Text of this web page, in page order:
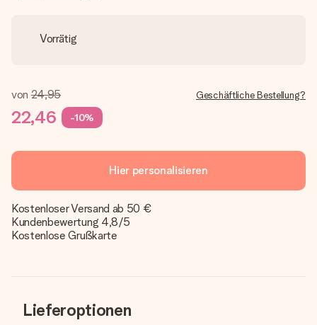
Vorrätig
von 24,95
22,46 -10%
Geschäftliche Bestellung?
Hier personalisieren
Kostenloser Versand ab 50 €
Kundenbewertung 4,8/5
Kostenlose Grußkarte
Lieferoptionen